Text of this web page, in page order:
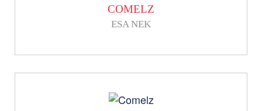
COMELZ
ESA NEK